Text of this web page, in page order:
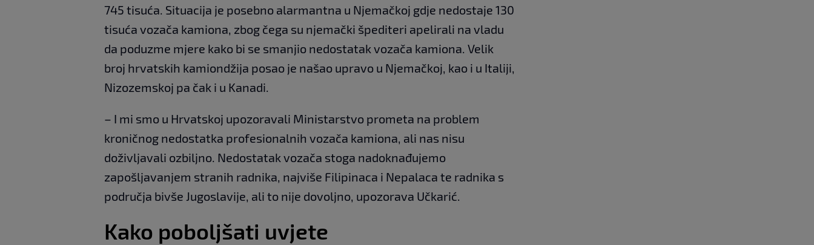
745 tisuća. Situacija je posebno alarmantna u Njemačkoj gdje nedostaje 130
tisuća vozača kamiona, zbog čega su njemački špediteri apelirali na vladu
da poduzme mjere kako bi se smanjio nedostatak vozača kamiona. Velik
broj hrvatskih kamiondžija posao je našao upravo u Njemačkoj, kao i u Italiji,
Nizozemskoj pa čak i u Kanadi.
– I mi smo u Hrvatskoj upozoravali Ministarstvo prometa na problem
kroničnog nedostatka profesionalnih vozača kamiona, ali nas nisu
doživljavali ozbiljno. Nedostatak vozača stoga nadoknađujemo
zapošljavanjem stranih radnika, najviše Filipinaca i Nepalaca te radnika s
područja bivše Jugoslavije, ali to nije dovoljno, upozorava Učkarić.
Kako poboljšati uvjete